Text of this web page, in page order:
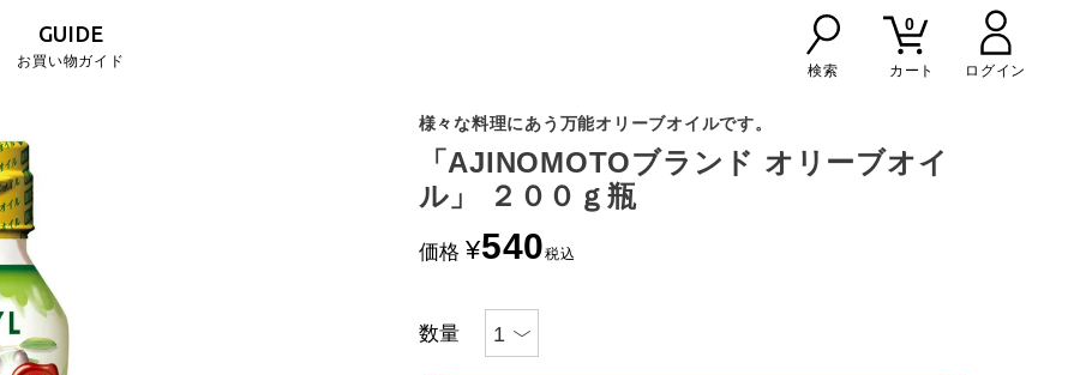
GUIDE
お買い物ガイド
検索
0
カート
様々な料理にあう万能オリーブオイルです。
「AJINOMOTOブランド オリーブオイ
ル」 ２００ｇ瓶
価格 ¥540税込